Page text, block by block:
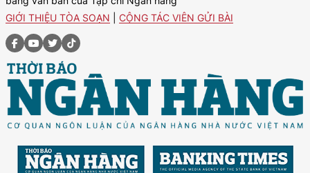
GIỚI THIỆU TÒA SOẠN
CỘNG TÁC VIÊN GỬI BÀI